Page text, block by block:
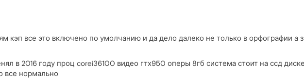
кэп все это включено по умолчанию и да дело далеко не только в орфографии а
в 2016 году проц corei36100 видео гтх950 оперы 8гб система стоит на ссд
все нормально